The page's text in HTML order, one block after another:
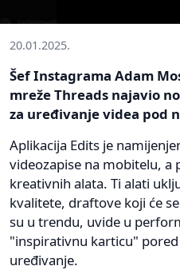
20.01.2025.
Šef Instagrama Adam
mreže Threads najavio
za uređivanje videa pod
Aplikacija Edits je
videozapise na mobitelu, a
kreativnih alata. Ti alati
kvalitete, draftove koji će
su u trendu, uvide u
"inspirativnu karticu"
uređivanje.